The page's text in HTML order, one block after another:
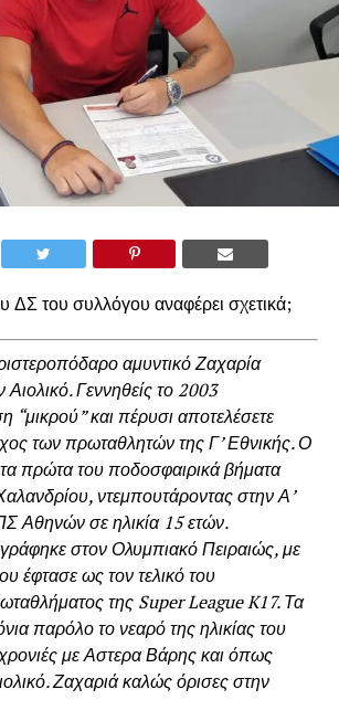
ΔΣ του συλλόγου αναφέρει σχετικά;
αμυντικό Ζαχαρία
Γεννηθείς το 2003
“μικρού” και πέρυσι αποτελέσετε
των πρωταθλητών της Γ’ Εθνικής. Ο
πρώτα του ποδοσφαιρικά βήματα
ντεμπουτάροντας στην Α’
Αθηνών σε ηλικία 15 ετών.
στον Ολυμπιακό Πειραιώς, με
έφτασε ως τον τελικό του
της Super League K17. Τα
παρόλο το νεαρό της ηλικίας του
με Αστερα Βάρης και όπως
Ζαχαριά καλώς όρισες στην